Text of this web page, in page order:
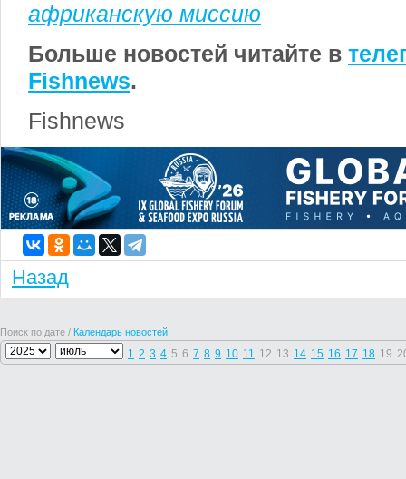
африканскую миссию
Больше новостей читайте в
Fishnews.
Fishnews
Назад
Поиск по дате / Календарь новостей
1 2 3 4 5 6 7 8 9 10 11 12 13 14 15 16 17 18 19